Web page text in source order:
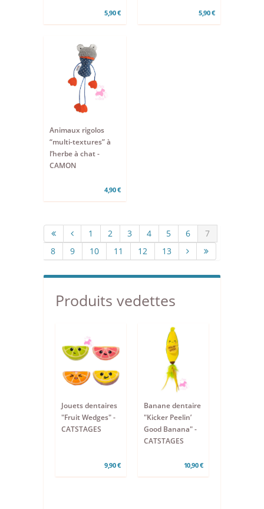
5,90 € 5,90 €
Animaux rigolos
“multi-textures” à
l’herbe à chat -
CAMON
4,90 €
1 2 3 4 5 6
7
8
9 10 11 12 13
Produits vedettes
Jouets dentaires
"Fruit Wedges" -
CATSTAGES
9,90 €
Banane dentaire
"Kicker Peelin’
Good Banana" -
CATSTAGES
10,90 €